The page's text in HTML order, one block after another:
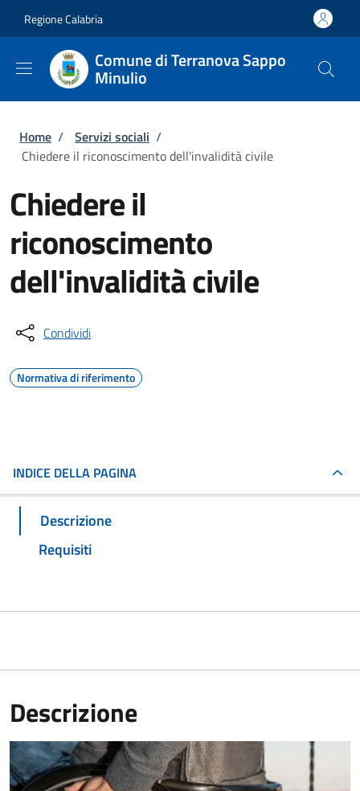
Regione Calabria
Comune di Terranova Sappo
Minulio
Briciole di pane
Home / Servizi sociali /
Chiedere il riconoscimento dell'invalidità civile
Chiedere il
riconoscimento
dell'invalidità civile
Condividi
Normativa di riferimento
INDICE DELLA PAGINA
Descrizione
Requisiti
Descrizione